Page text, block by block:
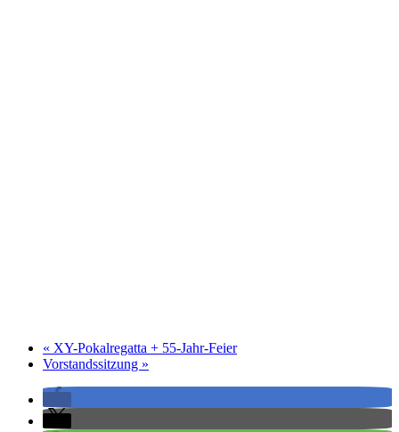
« XY-Pokalregatta + 55-Jahr-Feier
Vorstandssitzung »